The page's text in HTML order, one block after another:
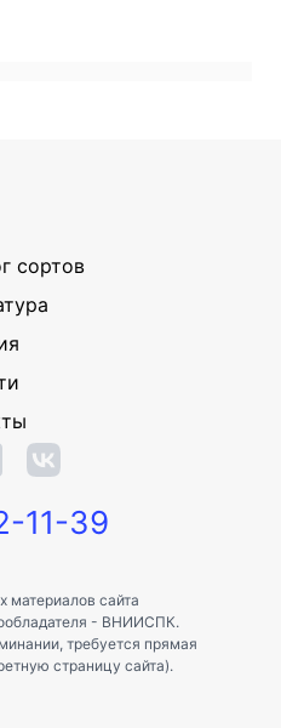
сортов
11-39
материалов сайта
- ВНИИСПК.
требуется прямая
страницу сайта).